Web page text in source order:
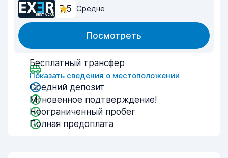
7,5 Средне
Посмотреть
Бесплатный трансфер
Показать сведения о местоположении
Средний депозит
Мгновенное подтверждение!
Неограниченный пробег
Полная предоплата